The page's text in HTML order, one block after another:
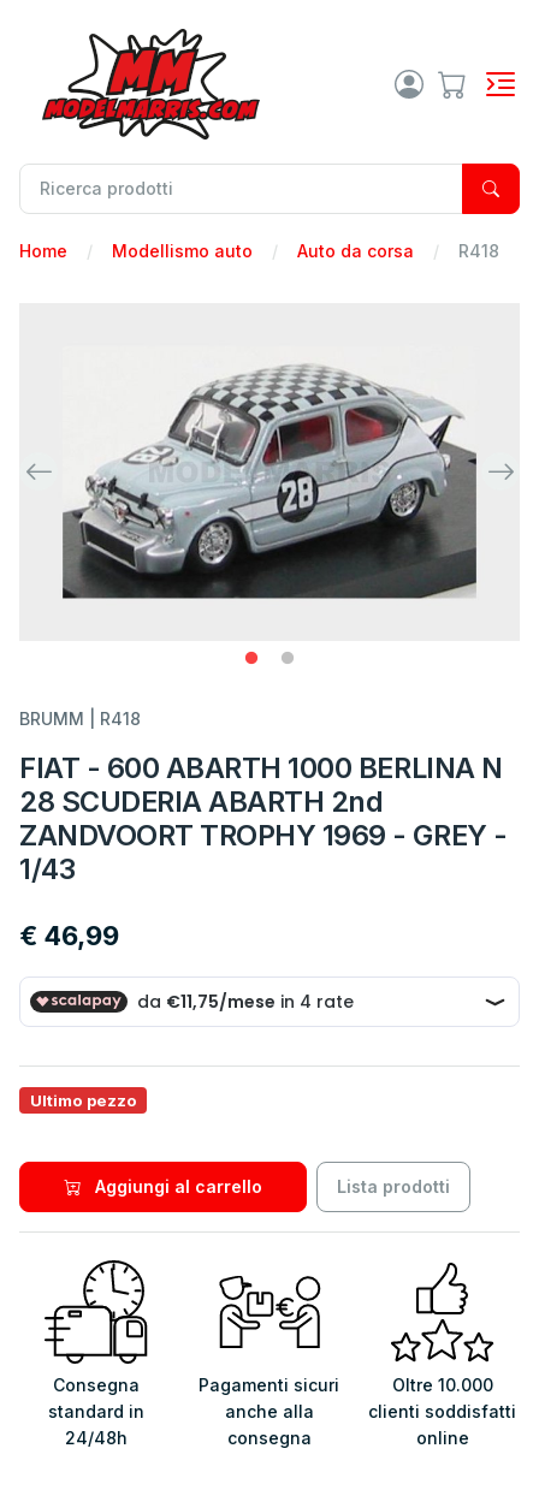
Home Modellismo auto Auto da corsa R418
BRUMM | R418
FIAT - 600 ABARTH 1000 BERLINA N
28 SCUDERIA ABARTH 2nd
ZANDVOORT TROPHY 1969 - GREY -
1/43
€ 46,99
Ultimo pezzo
Aggiungi al carrello Lista prodotti
Consegna
standard in
24/48h
Pagamenti sicuri
anche alla
consegna
Oltre 10.000
clienti soddisfatti
online